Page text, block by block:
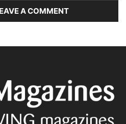
A COMMENT